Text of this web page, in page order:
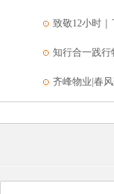
致敬12小时
知行合一践
齐峰物业|春